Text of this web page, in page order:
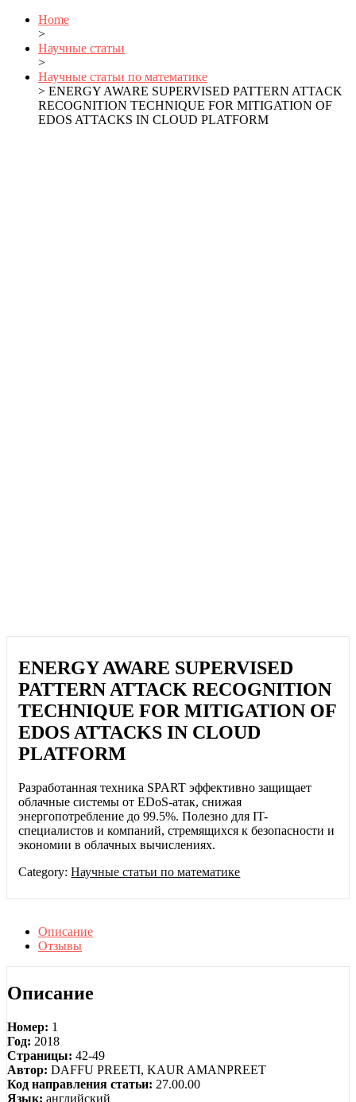
Home
>
Научные статьи
>
Научные статьи по математике
> ENERGY AWARE SUPERVISED PATTERN ATTACK
RECOGNITION TECHNIQUE FOR MITIGATION OF
EDOS ATTACKS IN CLOUD PLATFORM
ENERGY AWARE SUPERVISED
PATTERN ATTACK RECOGNITION
TECHNIQUE FOR MITIGATION OF
EDOS ATTACKS IN CLOUD
PLATFORM
Разработанная техника SPART эффективно защищает
облачные системы от EDoS-атак, снижая
энергопотребление до 99.5%. Полезно для IT-
специалистов и компаний, стремящихся к безопасности и
экономии в облачных вычислениях.
Category:Научные статьи по математике
Описание
Отзывы
Описание
Номер: 1
Год: 2018
Страницы: 42-49
Автор: DAFFU PREETI, KAUR AMANPREET
Код направления статьи: 27.00.00
Язык: английский